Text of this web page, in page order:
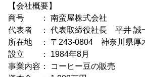
【会社概要】
商号 ： 南蛮屋株式会社
代表者 ： 代表取締役社長 平井 誠
所在地 ： 〒243-0804 神奈川県厚
設立 ： 1984年8月
事業内容： コーヒー豆の販売